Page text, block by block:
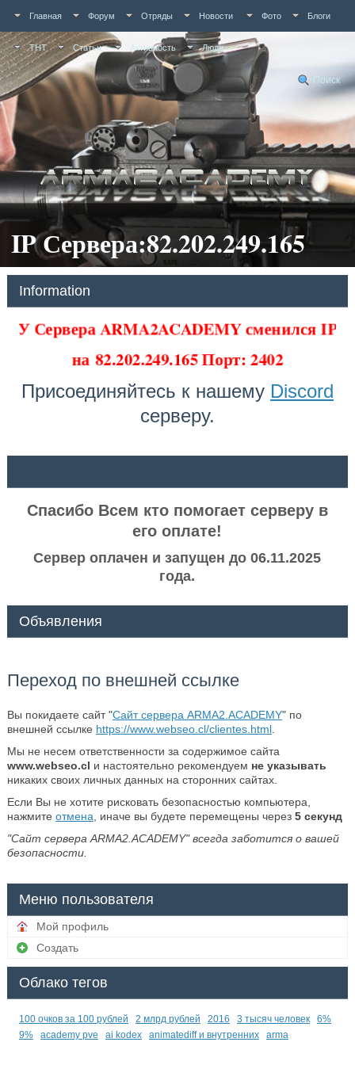
Главная Форум Отряды Новости Фото Блоги
ТНТ Статьи Активность Люди
Поиск
IP Сервера:82.202.249.165
Information
У Сервера ARMA2ACADEMY сменился IP
на 82.202.249.165 Порт: 2402
Присоединяйтесь к нашему Discord
серверу.
Спасибо Всем кто помогает серверу в
его оплате!
Сервер оплачен и запущен до 06.11.2025
года.
Объявления
Переход по внешней ссылке
Вы покидаете сайт "Сайт сервера ARMA2.ACADEMY" по
внешней ссылке https://www.webseo.cl/clientes.html.
Мы не несем ответственности за содержимое сайта
www.webseo.cl и настоятельно рекомендуем не указывать
никаких своих личных данных на сторонних сайтах.
Если Вы не хотите рисковать безопасностью компьютера,
нажмите отмена , иначе вы будете перемещены через 5секунд
"Сайт сервера ARMA2.ACADEMY" всегда заботится о вашей
безопасности.
Меню пользователя
Мой профиль
Создать
Облако тегов
100 очков за 100 рублей 2 млрд рублей 2016 3 тысяч человек
6%
9%
academy pve ai kodex animatediff и внутренних arma